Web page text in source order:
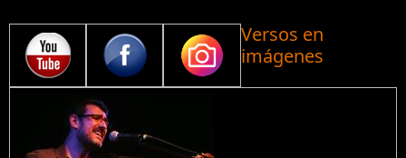
Versos en
imágenes